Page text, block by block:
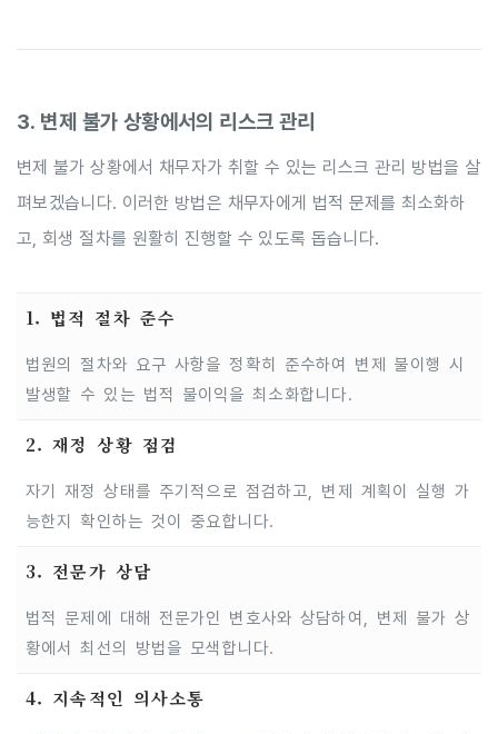
3. 변제 불가 상황에서의 리스크 관리
변제 불가 상황에서 채무자가 취할 수 있는 리스크 관리 방법을 살
펴보겠습니다. 이러한 방법은 채무자에게 법적 문제를 최소화하
고, 회생 절차를 원활히 진행할 수 있도록 돕습니다.
1. 법적 절차 준수
법원의 절차와 요구 사항을 정확히 준수하여 변제 불이행 시
발생할 수 있는 법적 불이익을 최소화합니다.
2. 재정 상황 점검
자기 재정 상태를 주기적으로 점검하고, 변제 계획이 실행 가
능한지 확인하는 것이 중요합니다.
3. 전문가 상담
법적 문제에 대해 전문가인 변호사와 상담하여, 변제 불가 상
황에서 최선의 방법을 모색합니다.
4. 지속적인 의사소통